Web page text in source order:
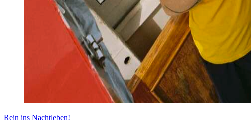
Rein ins Nachtleben!